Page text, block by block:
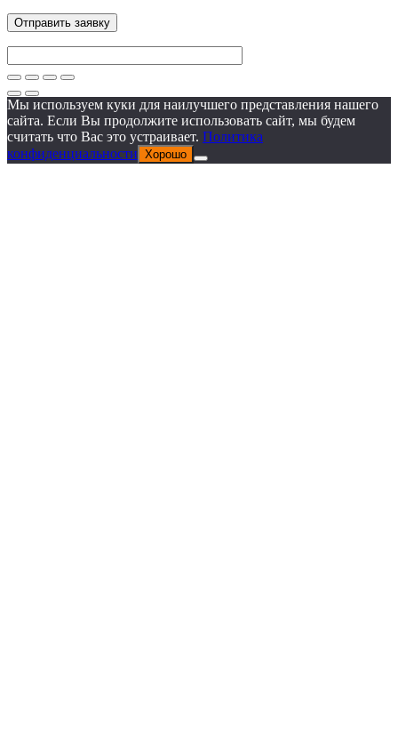
Мы используем куки для наилучшего представления нашего
сайта. Если Вы продолжите использовать сайт, мы будем
считать что Вас это устраивает. Политика
конфиденциальности Хорошо